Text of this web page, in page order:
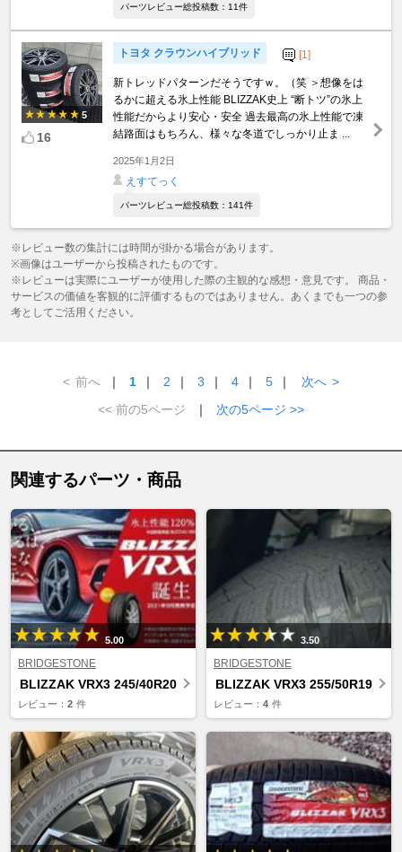
パーツレビュー総投稿数：11件
5
16
トヨタ クラウンハイブリッド [1]
新トレッドパターンだそうですｗ。（笑 ＞想像をは
るかに超える氷上性能 BLIZZAK史上 “断トツ”の氷上
性能だからより安心・安全 過去最高の氷上性能で凍
結路面はもちろん、様々な冬道でしっかり止ま ...
2025年1月2日
えすてっく
パーツレビュー総投稿数：141件
※レビュー数の集計には時間が掛かる場合があります。
※画像はユーザーから投稿されたものです。
※レビューは実際にユーザーが使用した際の主観的な感想・意見です。 商品・
サービスの価値を客観的に評価するものではありません。あくまでも一つの参
考としてご活用ください。
< 前へ ｜ 1 ｜ 2 ｜ 3 ｜ 4 ｜ 5 ｜ 次へ >
<< 前の5ページ
｜ 次の5ページ >>
関連するパーツ・商品
5.00
BRIDGESTONE
BLIZZAK VRX3 245/40R20
レビュー： 2 件
3.50
BRIDGESTONE
BLIZZAK VRX3 255/50R19
レビュー： 4 件